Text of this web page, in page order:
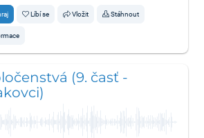
Líbí se Vložit Stáhnout
(9. časť -